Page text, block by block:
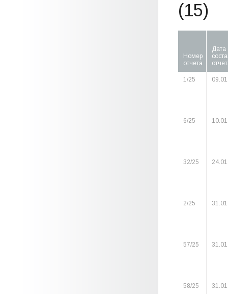
(15)
Номер
отчета
Дата
1/25
6/25
32/25
2/25
57/25
58/25